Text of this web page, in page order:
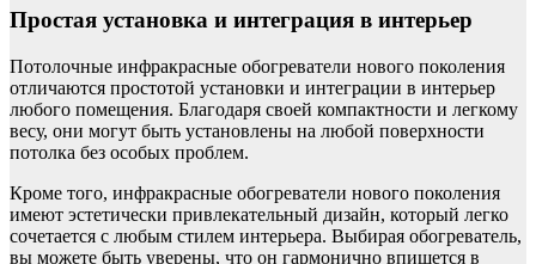
Простая установка и интеграция в интерьер
Потолочные инфракрасные обогреватели нового поколения
отличаются простотой установки и интеграции в интерьер
любого помещения. Благодаря своей компактности и легкому
весу, они могут быть установлены на любой поверхности
потолка без особых проблем.
Кроме того, инфракрасные обогреватели нового поколения
имеют эстетически привлекательный дизайн, который легко
сочетается с любым стилем интерьера. Выбирая обогреватель,
вы можете быть уверены, что он гармонично впишется в